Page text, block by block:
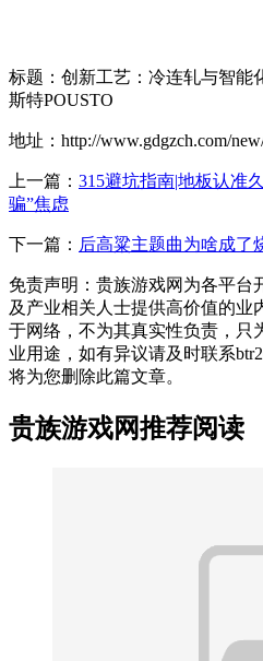
标题：创新工艺：冷连轧与智能
斯特POUSTO
地址：http://www.gdgzch.com/
上一篇： 315避坑指南|地板认准
骗”焦虑
下一篇： 后高粱主题曲为啥成了
免责声明：贵族游戏网为各平台
及产业相关人士提供高价值的业
于网络，不为其真实性负责，只
业用途，如有异议请及时联系
将为您删除此篇文章。
贵族游戏网推荐阅读